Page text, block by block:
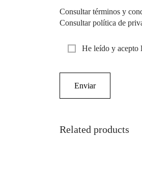
Consultar términos y
Consultar política de
He leído y acepto
Related products